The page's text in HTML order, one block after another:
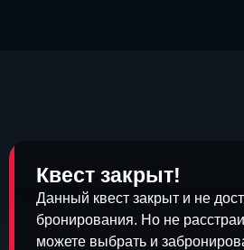
Квест закрыт!
Данный квест закрыт и не
бронирования. Но не
можете выбрать и